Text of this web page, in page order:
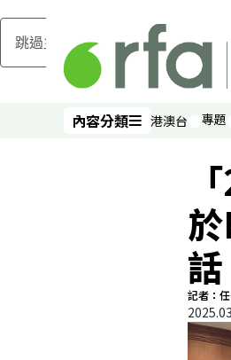
跳過主要內容
內容分類
內容分類 港澳台 專題
話
記者：任